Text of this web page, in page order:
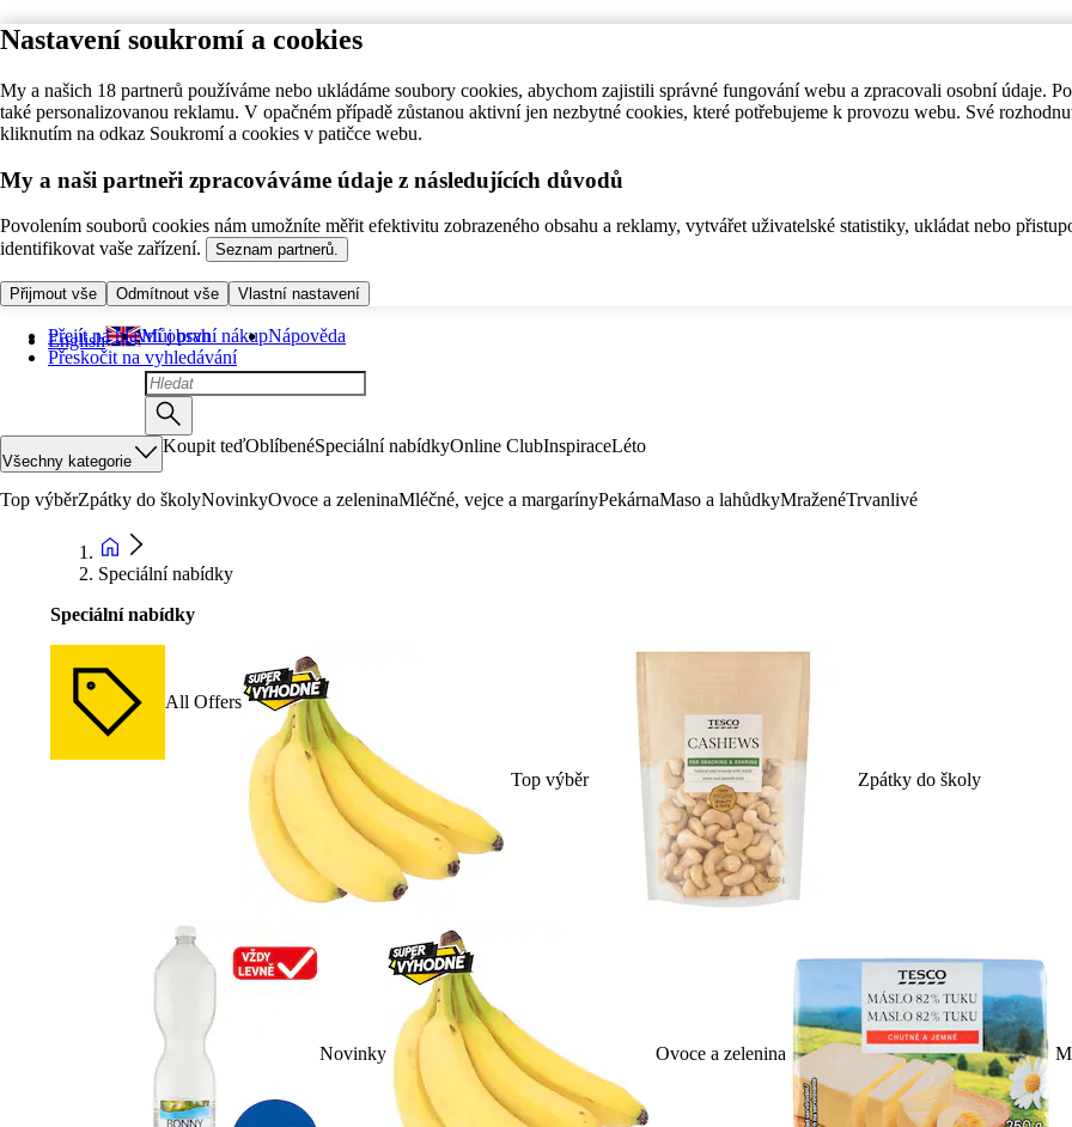
Nastavení soukromí a cookies
My a našich 18 partnerů používáme nebo ukládáme soubory cookies, abychom zajistili správné fungování webu a zpracovali osobní údaje.
také personalizovanou reklamu. V opačném případě zůstanou aktivní jen nezbytné cookies, které potřebujeme k provozu webu. Své
kliknutím na odkaz Soukromí a cookies v patičce webu.
My a naši partneři zpracováváme údaje z následujících důvodů
Povolením souborů cookies nám umožníte měřit efektivitu zobrazeného obsahu a reklamy, vytvářet uživatelské statistiky, ukládat nebo
identifikovat vaše zařízení.
Seznam partnerů.
Přijmout vše Odmítnout vše Vlastní nastavení
Přejít na hlavní obsah
Přeskočit na vyhledávání
English Můj první nákupNápověda
Všechny kategorie
Koupit teďOblíbenéSpeciální nabídkyOnline ClubInspiraceLéto
Top výběrZpátky do školyNovinkyOvoce a zeleninaMléčné, vejce a margarínyPekárnaMaso a lahůdkyMraženéTrvanlivé
Speciální nabídky
Speciální nabídky
All Offers
Top výběr Zpátky do školy
Novinky Ovoce a zelenina